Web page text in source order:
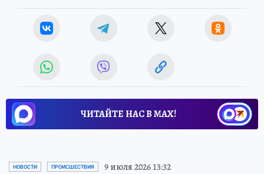
ЧИТАЙТЕ НАС В МАХ!
НОВОСТИ ПРОИСШЕСТВИЯ 9 июля 2026 13:32